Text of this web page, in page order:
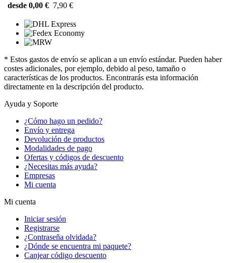
desde 0,00 € 7,90 €
* Estos gastos de envío se aplican a un envío estándar. Pueden haber
costes adicionales, por ejemplo, debido al peso, tamaño o
características de los productos. Encontrarás esta información
directamente en la descripción del producto.
Ayuda y Soporte
¿Cómo hago un pedido?
Envío y entrega
Devolución de productos
Modalidades de pago
Ofertas y códigos de descuento
¿Necesitas más ayuda?
Empresas
Mi cuenta
Mi cuenta
Iniciar sesión
Registrarse
¿Contraseña olvidada?
¿Dónde se encuentra mi paquete?
Canjear código descuento